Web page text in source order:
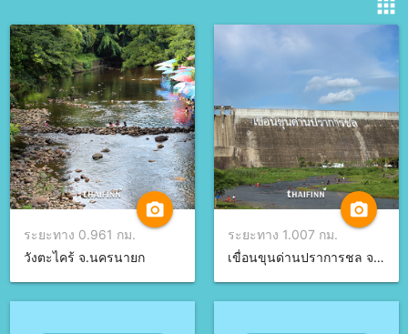
camera_alt
ระยะทาง 0.961 กม.
วังตะไคร้ จ.นครนายก
camera_alt
ระยะทาง 1.007 กม.
เขื่อนขุนด่านปราการชล จ.นครนายก